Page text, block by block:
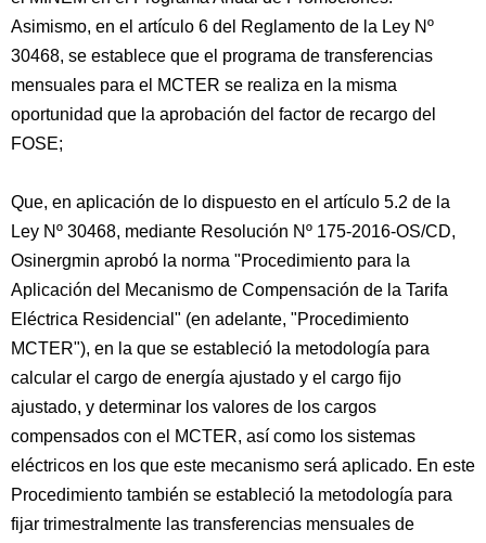
Asimismo, en el artículo 6 del Reglamento de la Ley Nº
30468, se establece que el programa de transferencias
mensuales para el MCTER se realiza en la misma
oportunidad que la aprobación del factor de recargo del
FOSE;
Que, en aplicación de lo dispuesto en el artículo 5.2 de la
Ley Nº 30468, mediante Resolución Nº 175-2016-OS/CD,
Osinergmin aprobó la norma "Procedimiento para la
Aplicación del Mecanismo de Compensación de la Tarifa
Eléctrica Residencial" (en adelante, "Procedimiento
MCTER"), en la que se estableció la metodología para
calcular el cargo de energía ajustado y el cargo fijo
ajustado, y determinar los valores de los cargos
compensados con el MCTER, así como los sistemas
eléctricos en los que este mecanismo será aplicado. En este
Procedimiento también se estableció la metodología para
fijar trimestralmente las transferencias mensuales de